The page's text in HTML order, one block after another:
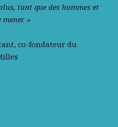
tant que des hommes et
»
co-fondateur du